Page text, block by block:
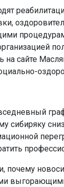
на сайте
сибиряку
почему